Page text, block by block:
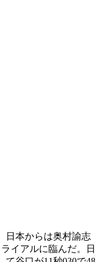
日本からは奥村諭志
イアルに臨んだ。日